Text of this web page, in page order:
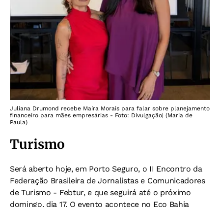
Juliana Drumond recebe Maíra Morais para falar sobre planejamento
financeiro para mães empresárias - Foto: Divulgação| (Maria de
Paula)
Turismo
Será aberto hoje, em Porto Seguro, o II Encontro da
Federação Brasileira de Jornalistas e Comunicadores
de Turismo - Febtur, e que seguirá até o próximo
domingo, dia 17. O evento acontece no Eco Bahia